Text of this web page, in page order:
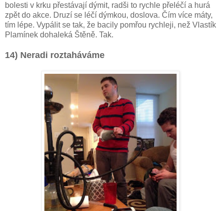
bolesti v krku přestávají dýmit, radši to rychle přeléčí a hurá
zpět do akce. Druzí se léčí dýmkou, doslova. Čím více máty,
tím lépe. Vypálit se tak, že bacily pomřou rychleji, než Vlastík
Plamínek dohaleká Štěně. Tak.
14) Neradi roztaháváme